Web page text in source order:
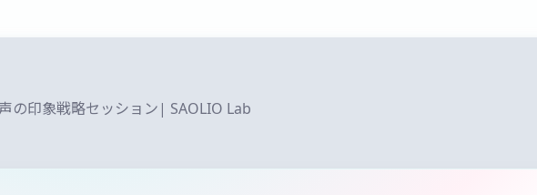
の印象戦略セッション| SAOLIO Lab